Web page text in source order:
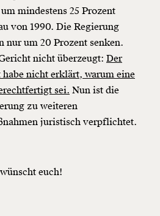
mindestens 25 Prozent
von 1990. Die Regierung
nur um 20 Prozent senken.
nicht überzeugt: Der
habe nicht erklärt, warum eine
sei. Nun ist die
zu weiteren
juristisch verpflichtet.
euch!